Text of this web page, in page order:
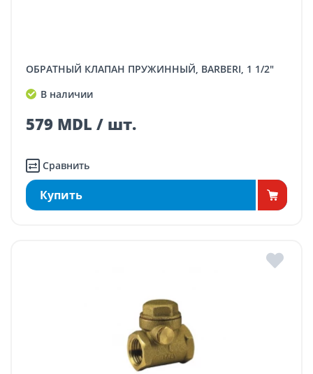
ОБРАТНЫЙ КЛАПАН ПРУЖИННЫЙ, BARBERI, 1 1/2"
В наличии
579 MDL / шт.
Сравнить
Купить